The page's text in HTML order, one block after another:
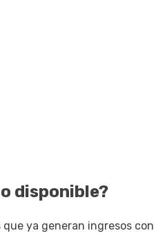
disponible?
ya generan ingresos con